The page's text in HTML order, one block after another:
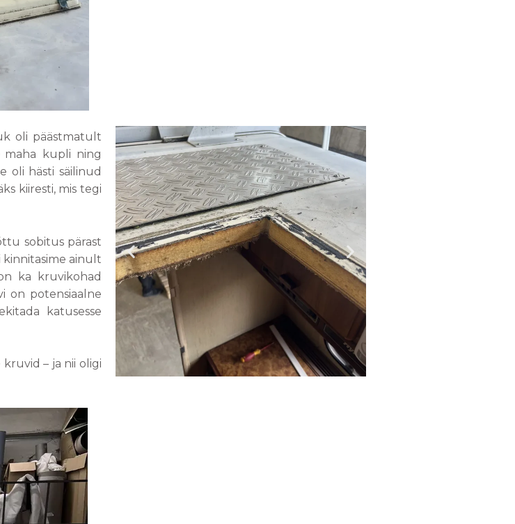
oli päästmatult
maha kupli ning
oli hästi säilinud
kiiresti, mis tegi
sobitus pärast
kinnitasime ainult
ka kruvikohad
on potensiaalne
katusesse
– ja nii oligi